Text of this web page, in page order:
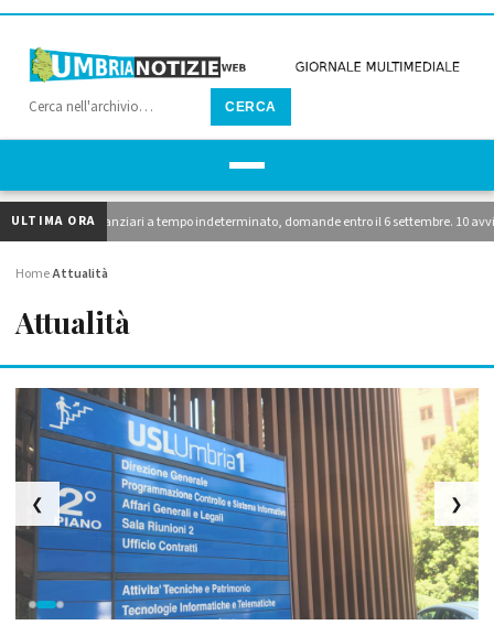
CERCA
ULTIMA ORAfinanziari a tempo indeterminato, domande entro il 6 settembre. 10 avvisi di
Home›Attualità
Attualità
❮ ❯